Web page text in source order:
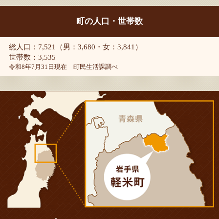
町の人口・世帯数
総人口：7,521（男：3,680・女：3,841）
世帯数：3,535
令和8年7月31日現在 町民生活課調べ